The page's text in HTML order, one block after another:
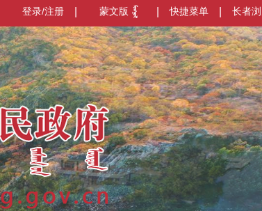
长者
快捷菜单
蒙文版
登录/注册